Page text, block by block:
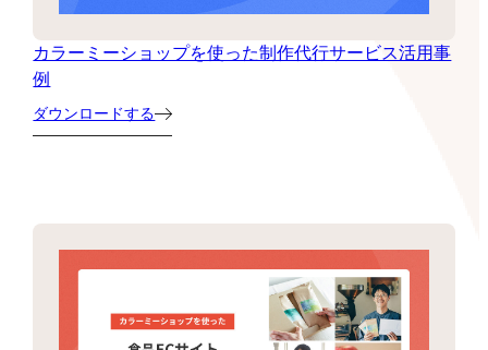
カラーミーショップを使った制作代行サービス活用事
例
ダウンロードする